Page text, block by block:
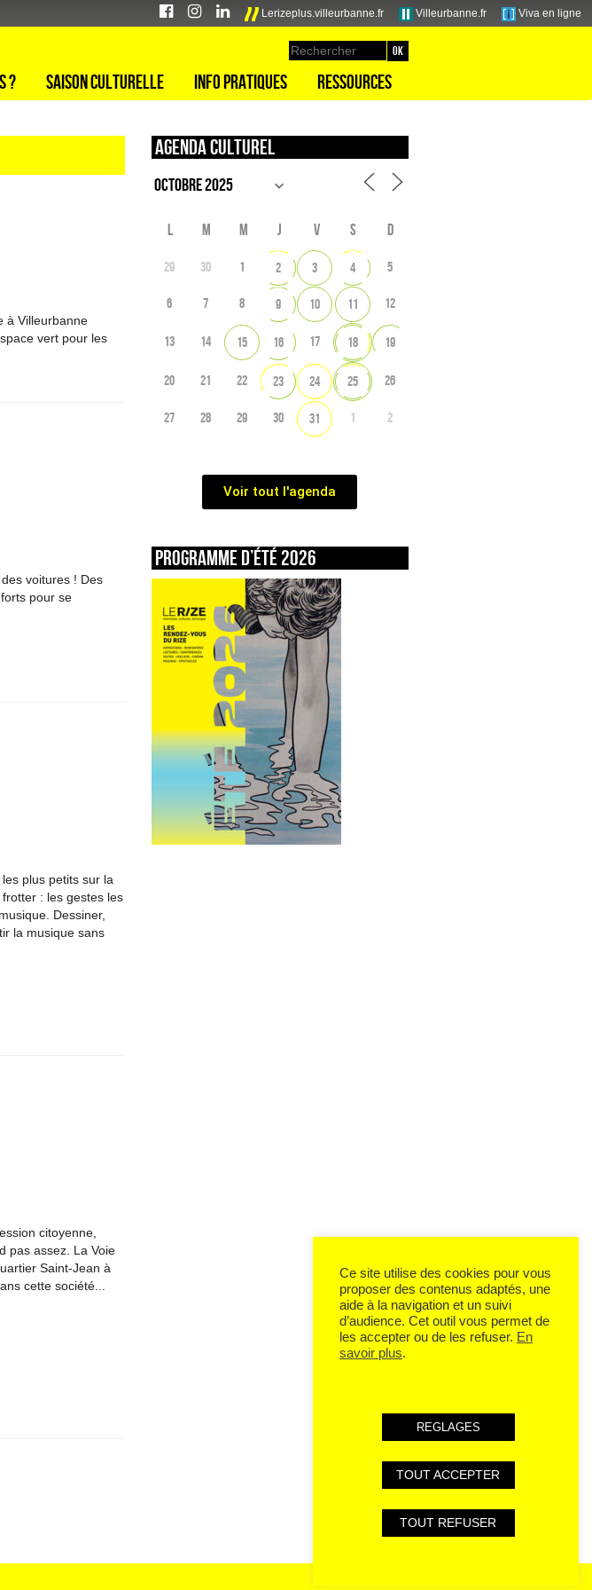
Lerizeplus.villeurbanne.fr Villeurbanne.fr Viva en ligne
? Saison culturelle Info pratiques Ressources
à Villeurbanne
vert pour les
voitures ! Des
pour se
plus petits sur la
: les gestes les
Dessiner,
la musique sans
citoyenne,
pas assez. La Voie
Saint-Jean à
cette société...
Agenda culturel
L M M J V S D
29 30 1 2 3 4 5
6 7 8 9 10 11 12
13 14 15 16 17 18 19
20 21 22 23 24 25 26
27 28 29 30 31 1 2
Voir tout l'agenda
Programme d’été 2026
Ce site utilise des cookies pour vous
proposer des contenus adaptés, une
aide à la navigation et un suivi
d’audience. Cet outil vous permet de
les accepter ou de les refuser. En
savoir plus.
REGLAGES
TOUT ACCEPTER
TOUT REFUSER